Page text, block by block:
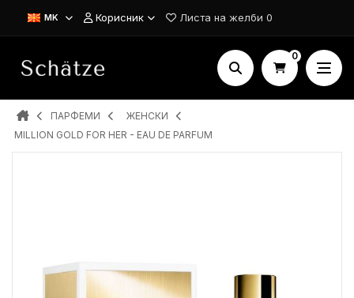
MK Корисник Листа на желби 0
0
ПАРФЕМИ
ЖЕНСКИ
MILLION GOLD FOR HER - EAU DE PARFUM